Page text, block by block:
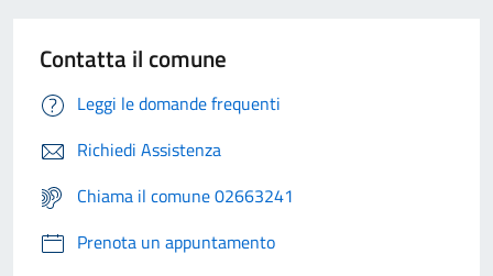
Contatta il comune
Leggi le domande frequenti
Richiedi Assistenza
Chiama il comune 02663241
Prenota un appuntamento